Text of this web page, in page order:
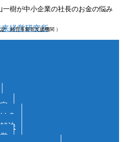
樹が中小企業の社長のお金の悩み
経営革新等支援機関 ）
？
決